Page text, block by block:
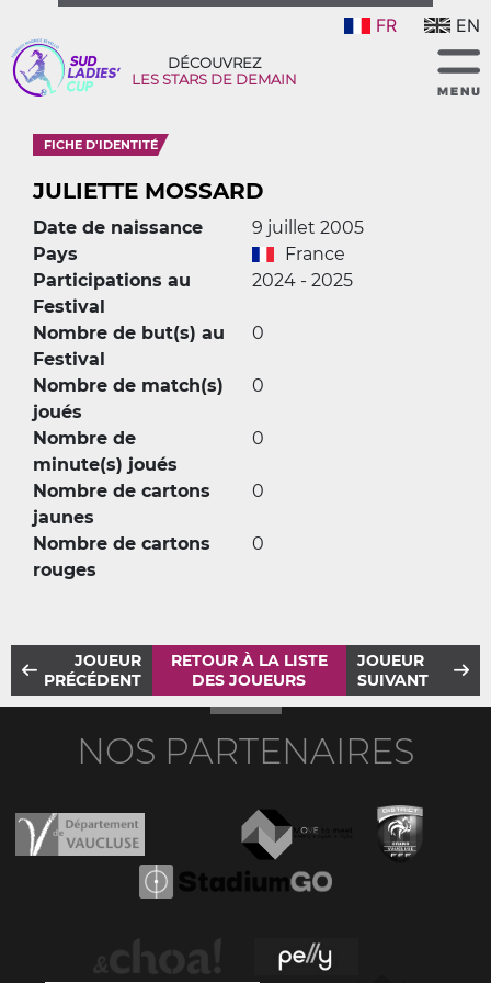
FR EN
DÉCOUVREZ
LES STARS DE DEMAIN
FICHE D'IDENTITÉ
JULIETTE MOSSARD
Date de naissance
9 juillet 2005
Pays
France
Participations au
Festival
2024 - 2025
Nombre de but(s) au
Festival
0
Nombre de match(s)
joués
0
Nombre de
minute(s) joués
0
Nombre de cartons
jaunes
0
Nombre de cartons
rouges
0
JOUEUR
PRÉCÉDENT
RETOUR À LA LISTE
DES JOUEURS
JOUEUR
SUIVANT
NOS PARTENAIRES